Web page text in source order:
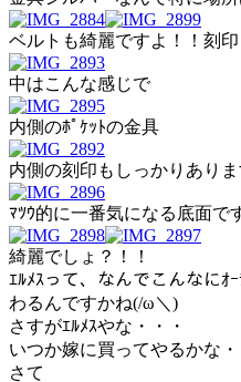
ベルトも綺麗ですよ！！刻
中はこんな感じで
内側のﾎﾟｹｯﾄの金具
内側の刻印もしっかりあり
ﾏﾂｳ的に一番気になる底面で
綺麗でしょ？！！
ｴﾙﾒｽって、なんでこんなにｵ
わるんですかね(/ω＼)
さすがｴﾙﾒｽやな・・・
いつか嫁に買ってやるかな・
さて